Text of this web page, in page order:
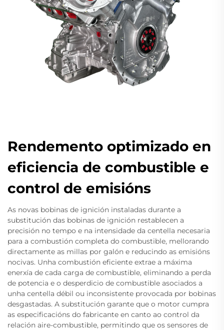
Rendemento optimizado en
eficiencia de combustible e
control de emisións
As novas bobinas de ignición instaladas durante a
substitución das bobinas de ignición restablecen a
precisión no tempo e na intensidade da centella necesaria
para a combustión completa do combustible, mellorando
directamente as millas por galón e reducindo as emisións
nocivas. Unha combustión eficiente extrae a máxima
enerxía de cada carga de combustible, eliminando a perda
de potencia e o desperdicio de combustible asociados a
unha centella débil ou inconsistente provocada por bobinas
desgastadas. A substitución garante que o motor cumpra
as especificacións do fabricante en canto ao control da
relación aire-combustible, permitindo que os sensores de